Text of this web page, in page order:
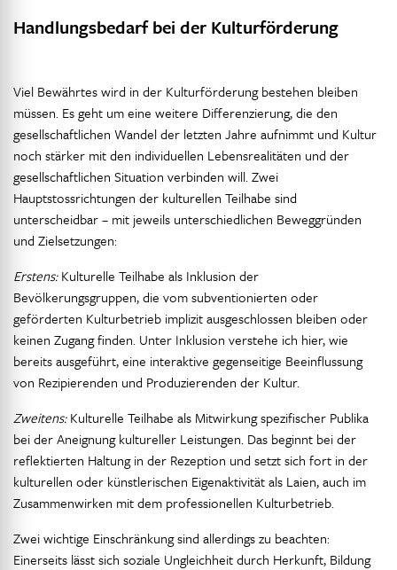
Handlungsbedarf bei der Kulturförderung
Viel Bewährtes wird in der Kulturförderung bestehen bleiben
müssen. Es geht um eine weitere Differenzierung, die den
gesellschaftlichen Wandel der letzten Jahre aufnimmt und Kultur
noch stärker mit den individuellen Lebensrealitäten und der
gesellschaftlichen Situation verbinden will. Zwei
Hauptstossrichtungen der kulturellen Teilhabe sind
unterscheidbar – mit jeweils unterschiedlichen Beweggründen
und Zielsetzungen:
Erstens:Kulturelle Teilhabe als Inklusion der
Bevölkerungsgruppen, die vom subventionierten oder
geförderten Kulturbetrieb implizit ausgeschlossen bleiben oder
keinen Zugang finden. Unter Inklusion verstehe ich hier, wie
bereits ausgeführt, eine interaktive gegenseitige Beeinflussung
von Rezipierenden und Produzierenden der Kultur.
Zweitens:Kulturelle Teilhabe als Mitwirkung spezifischer Publika
bei der Aneignung kultureller Leistungen. Das beginnt bei der
reflektierten Haltung in der Rezeption und setzt sich fort in der
kulturellen oder künstlerischen Eigenaktivität als Laien, auch im
Zusammenwirken mit dem professionellen Kulturbetrieb.
Zwei wichtige Einschränkung sind allerdings zu beachten:
Einerseits lässt sich soziale Ungleichheit durch Herkunft, Bildung